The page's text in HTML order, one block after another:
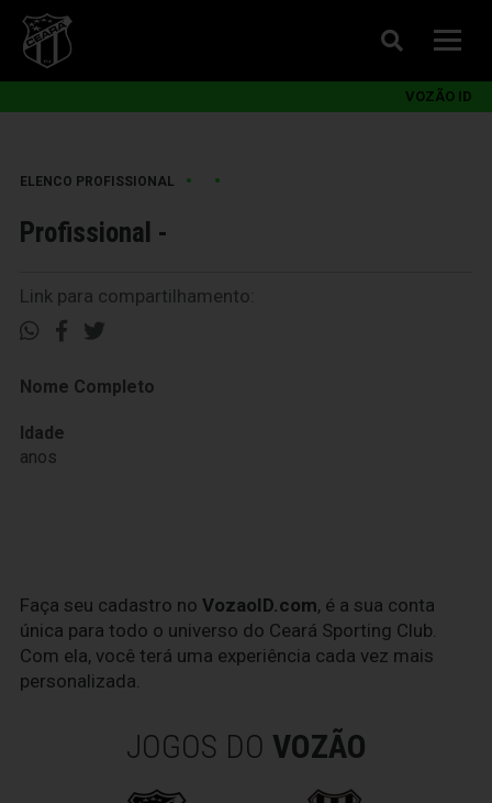
VOZÃO ID
ELENCO PROFISSIONAL • •
Profissional -
Link para compartilhamento:
Nome Completo
Idade
anos
Faça seu cadastro no VozaoID.com, é a sua conta
única para todo o universo do Ceará Sporting Club.
Com ela, você terá uma experiência cada vez mais
personalizada.
JOGOS DO VOZÃO